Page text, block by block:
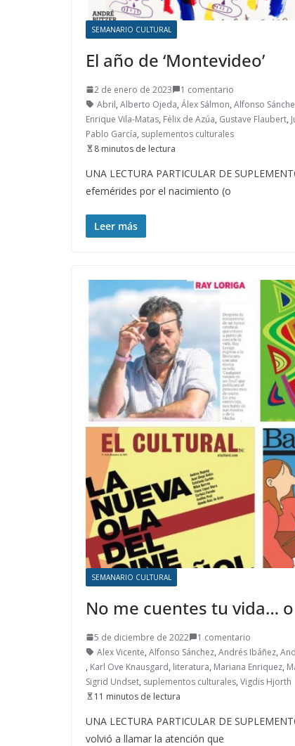
SEMANARIO CULTURAL
El año de ‘Montevideo’
2 de enero de 2023
1 comentario
Abril, Alberto Ojeda, Álex Sálmon, Alfonso
Enrique Vila-Matas, Félix de Azúa, Gustave Flaubert,
Pablo García, suplementos culturales
8 minutos de lectura
UNA LECTURA PARTICULAR DE
efemérides por el nacimiento (o
Leer más
SEMANARIO CULTURAL
No me cuentes tu vida…
5 de diciembre de 2022
1 comentario
Alex Vicente, Alfonso Sánchez, Andrés Ibáñez,
, Karl Ove Knausgard, literatura, Mariana Enriquez,
Sigrid Undset, suplementos culturales, Vigdis Hjorth
11 minutos de lectura
UNA LECTURA PARTICULAR DE
volvió a llamar la atención que